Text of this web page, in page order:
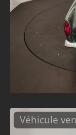
Véhicule